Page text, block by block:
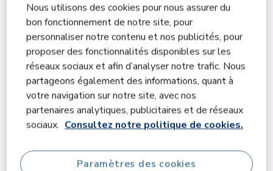
Nous utilisons des cookies pour nous assurer du
bon fonctionnement de notre site, pour
personnaliser notre contenu et nos publicités, pour
proposer des fonctionnalités disponibles sur les
réseaux sociaux et afin d’analyser notre trafic. Nous
partageons également des informations, quant à
votre navigation sur notre site, avec nos
partenaires analytiques, publicitaires et de réseaux
sociaux. Consultez notre politique de cookies.
Paramètres des cookies
Comparer
Tiny Love
0.0 (0)